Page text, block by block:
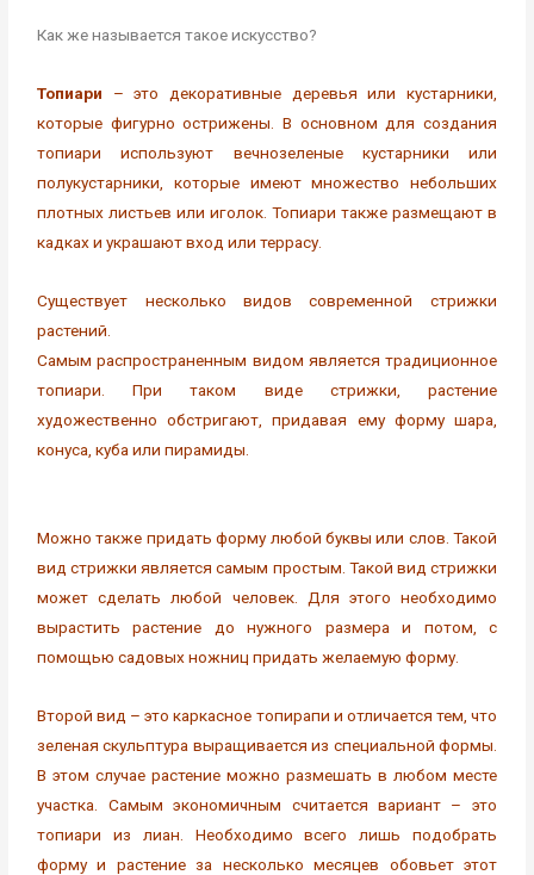
Как же называется такое искусство?
Топиари – это декоративные деревья или кустарники,
которые фигурно острижены. В основном для создания
топиари используют вечнозеленые кустарники или
полукустарники, которые имеют множество небольших
плотных листьев или иголок. Топиари также размещают в
кадках и украшают вход или террасу.
Существует несколько видов современной стрижки
растений.
Самым распространенным видом является традиционное
топиари. При таком виде стрижки, растение
художественно обстригают, придавая ему форму шара,
конуса, куба или пирамиды.
Можно также придать форму любой буквы или слов. Такой
вид стрижки является самым простым. Такой вид стрижки
может сделать любой человек. Для этого необходимо
вырастить растение до нужного размера и потом, с
помощью садовых ножниц придать желаемую форму.
Второй вид – это каркасное топирапи и отличается тем, что
зеленая скульптура выращивается из специальной формы.
В этом случае растение можно размешать в любом месте
участка. Самым экономичным считается вариант – это
топиари из лиан. Необходимо всего лишь подобрать
форму и растение за несколько месяцев обовьет этот